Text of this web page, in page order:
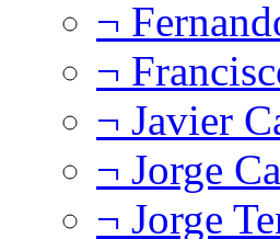
¬
¬
¬ Javier
¬ Jorge
¬ Jorge